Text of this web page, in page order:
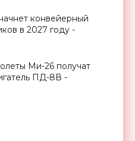
конвейерный
в 2027 году -
Ми-26 получат
ПД-8В -